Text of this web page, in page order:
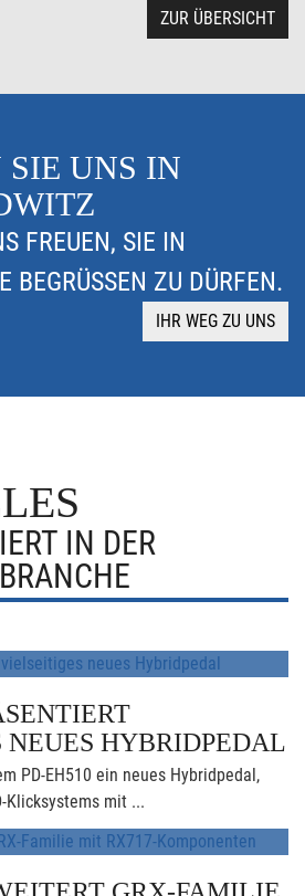
ZUR ÜBERSICHT
SIE UNS IN
FREUEN, SIE IN
BEGRÜSSEN ZU DÜRFEN.
IHR WEG ZU UNS
IN DER
HYBRIDPEDAL
PD-EH510 ein neues Hybridpedal,
Klicksystems mit ...